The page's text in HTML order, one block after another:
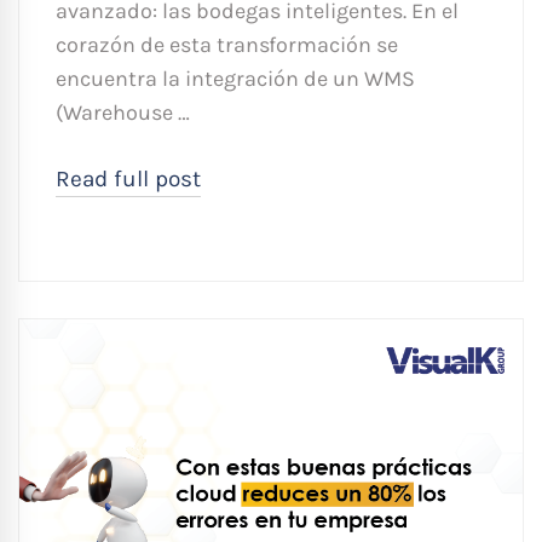
avanzado: las bodegas inteligentes. En el
corazón de esta transformación se
encuentra la integración de un WMS
(Warehouse …
Read full post